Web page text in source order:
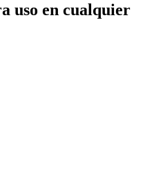
uso en cualquier